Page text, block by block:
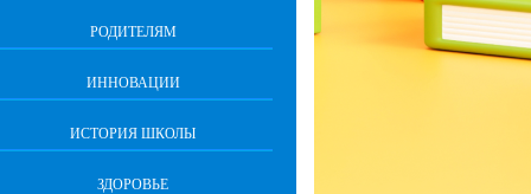
РОДИТЕЛЯМ
ИННОВАЦИИ
ИСТОРИЯ ШКОЛЫ
ЗДОРОВЬЕ